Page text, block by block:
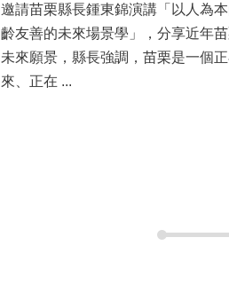
邀請苗栗縣長鍾東錦演講「以人為
齡友善的未來場景學」，分享近年
未來願景，縣長強調，苗栗是一個
來、正在 ...